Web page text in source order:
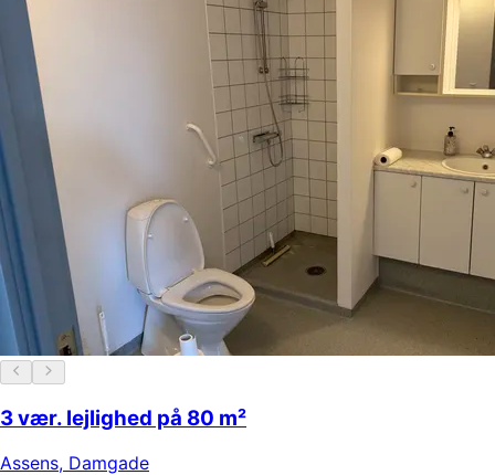
3 vær. lejlighed på 80 m²
Assens, Damgade